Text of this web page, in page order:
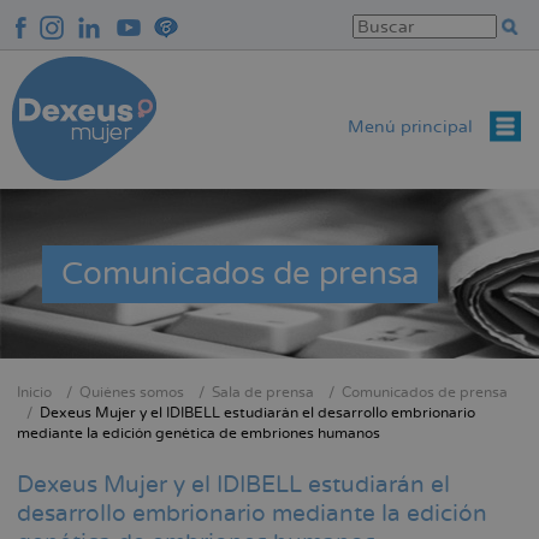
contenido
principal
Menú principal
Comunicados de prensa
Sobrescribir
enlaces
de
ayuda
a
Inicio Quiénes somos Sala de prensa
Comunicados de prensa
Dexeus Mujer y el IDIBELL estudiarán el desarrollo embrionario
mediante la edición genética de embriones humanos
Dexeus Mujer y el IDIBELL estudiarán el
desarrollo embrionario mediante la edición